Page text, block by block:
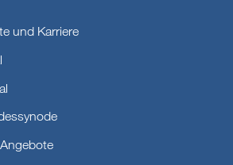
und Karriere